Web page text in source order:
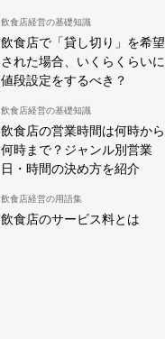
飲食店経営の基礎知識
飲食店で「貸し切り」を希望
された場合、いくらくらいに
値段設定をするべき？
飲食店経営の基礎知識
飲食店の営業時間は何時から
何時まで？ジャンル別営業
日・時間の決め方を紹介
飲食店経営の用語集
飲食店のサービス料とは